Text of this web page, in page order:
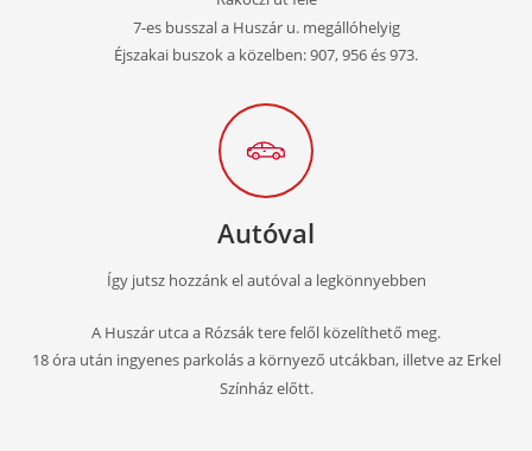
7-es busszal a Huszár u. megállóhelyig
Éjszakai buszok a közelben: 907, 956 és 973.
Autóval
Így jutsz hozzánk el autóval a legkönnyebben
A Huszár utca a Rózsák tere felől közelíthető meg.
18 óra után ingyenes parkolás a környező utcákban, illetve az Erkel
Színház előtt.